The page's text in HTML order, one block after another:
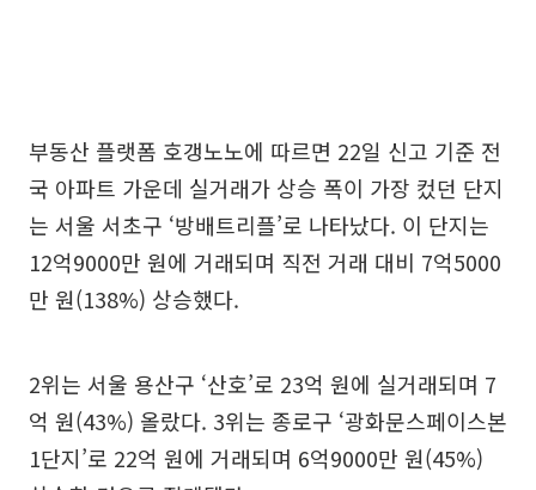
부동산 플랫폼 호갱노노에 따르면 22일 신고 기준 전
국 아파트 가운데 실거래가 상승 폭이 가장 컸던 단지
는 서울 서초구 ‘방배트리플’로 나타났다. 이 단지는
12억9000만 원에 거래되며 직전 거래 대비 7억5000
만 원(138%) 상승했다.
2위는 서울 용산구 ‘산호’로 23억 원에 실거래되며 7
억 원(43%) 올랐다. 3위는 종로구 ‘광화문스페이스본
1단지’로 22억 원에 거래되며 6억9000만 원(45%)